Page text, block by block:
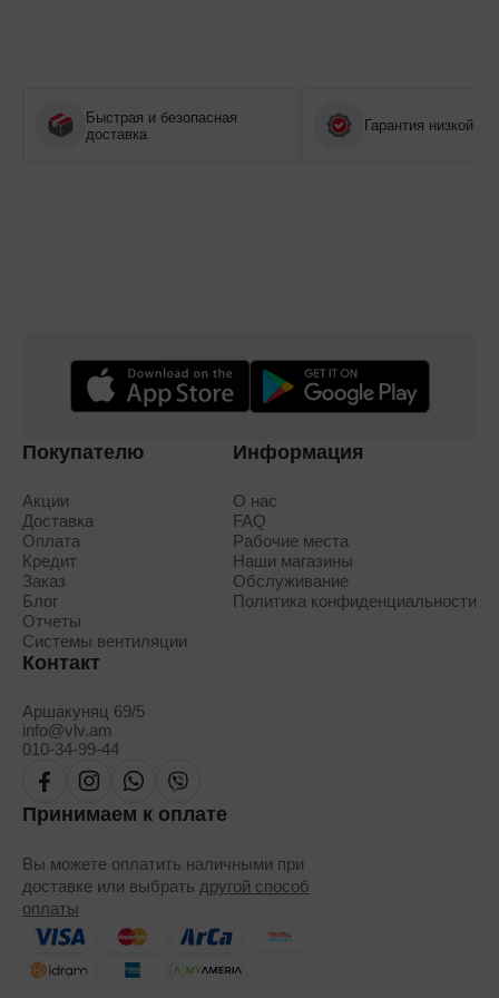
Быстрая и безопасная
доставка
Гарантия низкой
Покупателю
Акции
Доставка
Оплата
Кредит
Заказ
Блог
Отчеты
Системы вентиляции
Информация
О нас
FAQ
Рабочие места
Наши магазины
Обслуживание
Политика конфиденциальности
Контакт
Аршакуняц 69/5
info@vlv.am
010-34-99-44
Принимаем к оплате
Вы можете оплатить наличными при
доставке или выбрать другой способ
оплаты